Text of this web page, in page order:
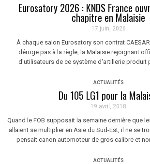
Eurosatory 2026 : KNDS France
chapitre en Malaisie
17 juin, 2026
À chaque salon Eurosatory son contrat
déroge pas à la règle, la Malaisie rejoignant
d'utilisateurs de ce système d'artillerie produit
ACTUALITÉS
Du 105 LG1 pour la
19 avril, 2018
Quand le FOB supposait la semaine dernière que
allaient se multiplier en Asie du Sud-Est, il ne se
pensait canon automoteur de gros calibre et
ACTUALITÉS